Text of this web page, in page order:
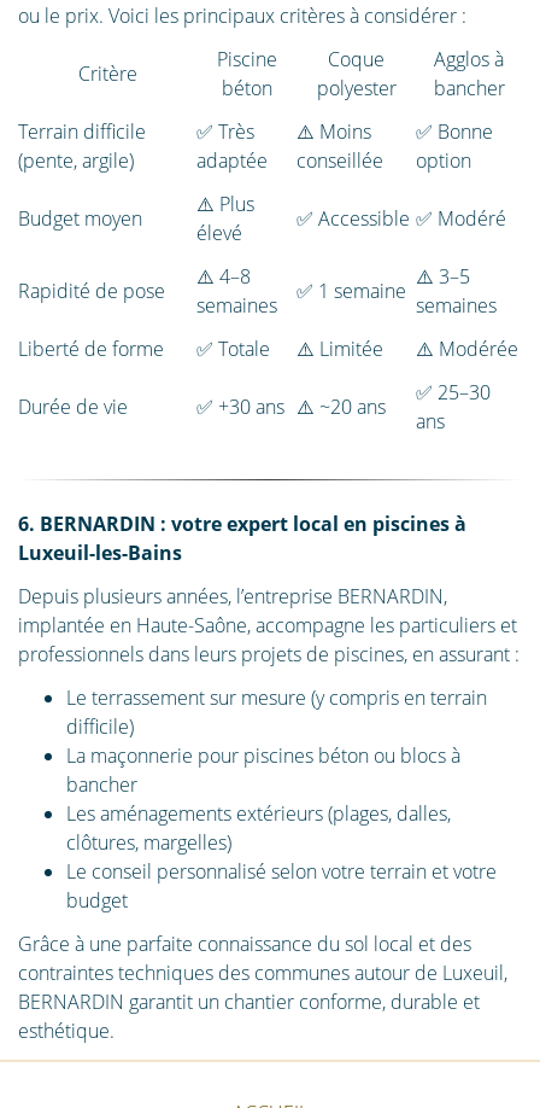
ou le prix. Voici les principaux critères à considérer :
Critère
Piscine
béton
Coque
polyester
Agglos à
bancher
Terrain difficile
(pente, argile)
✅ Très
adaptée
⚠️ Moins
conseillée
✅ Bonne
option
Budget moyen
⚠️ Plus
élevé
✅ Accessible ✅ Modéré
Rapidité de pose
⚠️ 4–8
semaines
✅ 1 semaine
⚠️ 3–5
semaines
Liberté de forme
✅ Totale ⚠️ Limitée ⚠️ Modérée
Durée de vie ✅ +30 ans ⚠️ ~20 ans
✅ 25–30
ans
6. BERNARDIN : votre expert local en piscines à
Luxeuil-les-Bains
Depuis plusieurs années, l’entreprise BERNARDIN,
implantée en Haute-Saône, accompagne les particuliers et
professionnels dans leurs projets de piscines, en assurant :
Le terrassement sur mesure (y compris en terrain
difficile)
La maçonnerie pour piscines béton ou blocs à
bancher
Les aménagements extérieurs (plages, dalles,
clôtures, margelles)
Le conseil personnalisé selon votre terrain et votre
budget
Grâce à une parfaite connaissance du sol local et des
contraintes techniques des communes autour de Luxeuil,
BERNARDIN garantit un chantier conforme, durable et
esthétique.